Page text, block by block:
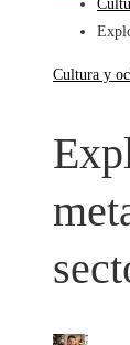
Cultura y